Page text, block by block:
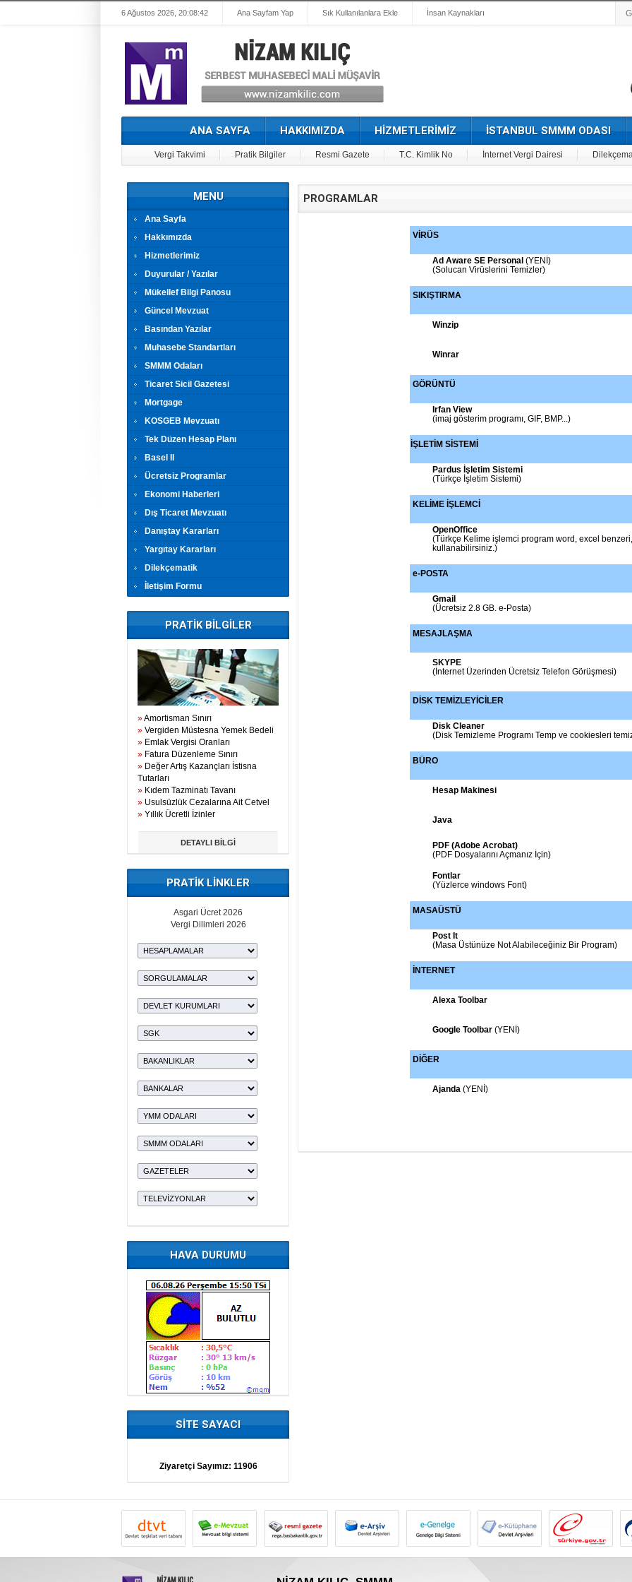
6 Ağustos 2026, 20:08:43 Ana Sayfam Yap Sık Kullanılanlara Ekle İnsan Kaynakları
ANA SAYFA HAKKIMIZDA HİZMETLERİMİZ İSTANBUL SMMM ODASI
Vergi Takvimi Pratik Bilgiler Resmi Gazete T.C. Kimlik No İnternet Vergi Dairesi
MENU
Ana Sayfa
Hakkımızda
Hizmetlerimiz
Duyurular / Yazılar
Mükellef Bilgi Panosu
Güncel Mevzuat
Basından Yazılar
Muhasebe Standartları
SMMM Odaları
Ticaret Sicil Gazetesi
Mortgage
KOSGEB Mevzuatı
Tek Düzen Hesap Planı
Basel II
Ücretsiz Programlar
Ekonomi Haberleri
Dış Ticaret Mevzuatı
Danıştay Kararları
Yargıtay Kararları
Dilekçematik
İletişim Formu
PRATİK BİLGİLER
»Amortisman Sınırı
» Vergiden Müstesna Yemek Bedeli
» Emlak Vergisi Oranları
» Fatura Düzenleme Sınırı
» Değer Artış Kazançları İstisna
Tutarları
» Kıdem Tazminatı Tavanı
» Usulsüzlük Cezalarına Ait Cetvel
» Yıllık Ücretli İzinler
DETAYLI BİLGİ
PRATİK LİNKLER
Asgari Ücret 2026
Vergi Dilimleri 2026
HAVA DURUMU
SİTE SAYACI
Ziyaretçi Sayımız: 11906
PROGRAMLAR
VİRÜS
Ad Aware SE Personal (YENİ)
(Solucan Virüslerini Temizler)
SIKIŞTIRMA
Winzip
Winrar
GÖRÜNTÜ
Irfan View
(imaj gösterim programı, GIF, BMP...)
İŞLETİM SİSTEMİ
Pardus İşletim Sistemi
(Türkçe İşletim Sistemi)
KELİME İŞLEMCİ
OpenOffice
(Türkçe Kelime işlemci program word, excel
kullanabilirsiniz.)
e-POSTA
Gmail
(Ücretsiz 2.8 GB. e-Posta)
MESAJLAŞMA
SKYPE
(İnternet Üzerinden Ücretsiz Telefon Görüşmesi)
DİSK TEMİZLEYİCİLER
Disk Cleaner
(Disk Temizleme Programı Temp ve cookiesleri
BÜRO
Hesap Makinesi
Java
PDF (Adobe Acrobat)
(PDF Dosyalarını Açmanız İçin)
Fontlar
(Yüzlerce windows Font)
MASAÜSTÜ
Post It
(Masa Üstünüze Not Alabileceğiniz Bir Program)
İNTERNET
Alexa Toolbar
Google Toolbar (YENİ)
DİĞER
Ajanda (YENİ)